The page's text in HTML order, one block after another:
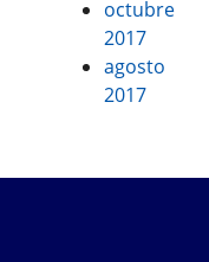
octubre
2017
agosto
2017